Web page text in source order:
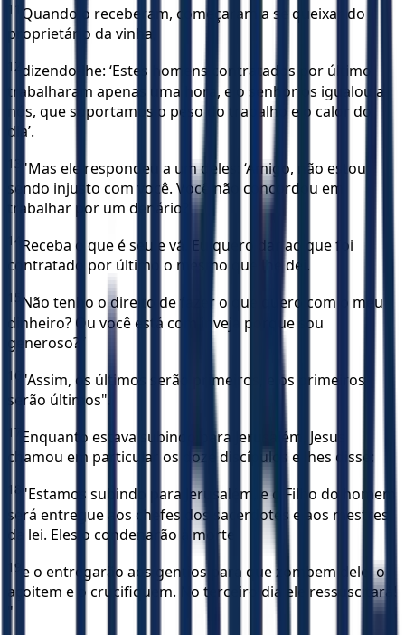
11
Quando o receberam, começaram a se queixar do
proprietário da vinha,
12 dizendo-lhe: ‘Estes homens contratados por último
trabalharam apenas uma hora, e o senhor os igualou a
nós, que suportamos o peso do trabalho e o calor do
dia’.
13 "Mas ele respondeu a um deles: ‘Amigo, não estou
sendo injusto com você. Você não concordou em
trabalhar por um denário?
14 Receba o que é seu e vá. Eu quero dar ao que foi
contratado por último o mesmo que lhe dei.
15 Não tenho o direito de fazer o que quero com o meu
dinheiro? Ou você está com inveja porque sou
generoso? ’
16 "Assim, os últimos serão primeiros, e os primeiros
serão últimos".
17 Enquanto estava subindo para Jerusalém, Jesus
chamou em particular os doze discípulos e lhes disse:
18 "Estamos subindo para Jerusalém, e o Filho do homem
será entregue aos chefes dos sacerdotes e aos mestres
da lei. Eles o condenarão à morte
19 e o entregarão aos gentios para que zombem dele, o
açoitem e o crucifiquem. No terceiro dia ele ressuscitará!
"